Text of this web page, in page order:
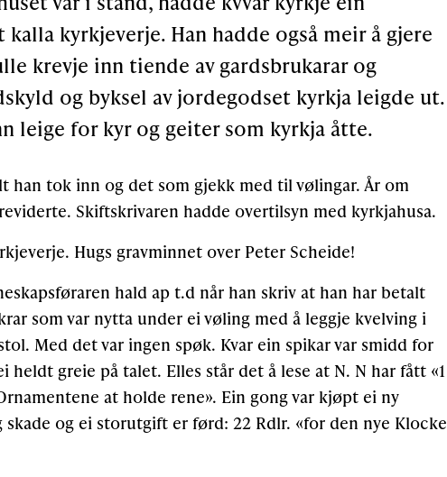
kyrkjeverje. Han hadde også meir å gjere
krevje inn tiende av gardsbrukarar og
og byksel av jordegodset kyrkja leigde ut.
leige for kyr og geiter som kyrkja åtte.
han tok inn og det som gjekk med til vølingar. År om
Skiftskrivaren hadde overtilsyn med kyrkjahusa.
Hugs gravminnet over Peter Scheide!
hald ap t.d når han skriv at han har betalt
som var nytta under ei vøling med å leggje kvelving i
Med det var ingen spøk. Kvar ein spikar var smidd for
heldt greie på talet. Elles står det å lese at N. N har fått «1
at holde rene». Ein gong var kjøpt ei ny
og ei storutgift er førd: 22 Rdlr. «for den nye Klocke